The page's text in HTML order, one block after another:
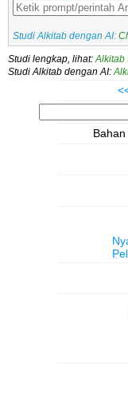
Studi Alkitab dengan AI:
Studi lengkap, lihat: Alkitab
Studi Alkitab dengan AI: